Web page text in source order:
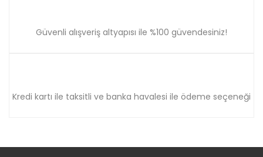
Güvenli alışveriş altyapısı ile %100 güvendesiniz!
Kredi kartı ile taksitli ve banka havalesi ile ödeme seçeneği